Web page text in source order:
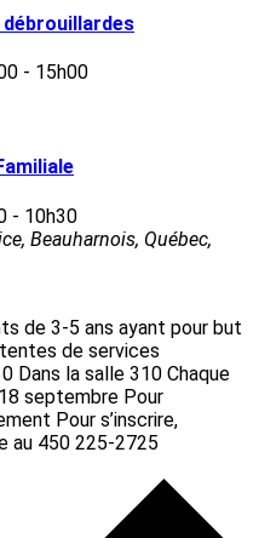
débrouillardes
- 15h00
- 10h30
Beauharnois, Québec,
de 3-5 ans ayant pour but
de services
Dans la salle 310 Chaque
septembre Pour
Pour s’inscrire,
au 450 225-2725